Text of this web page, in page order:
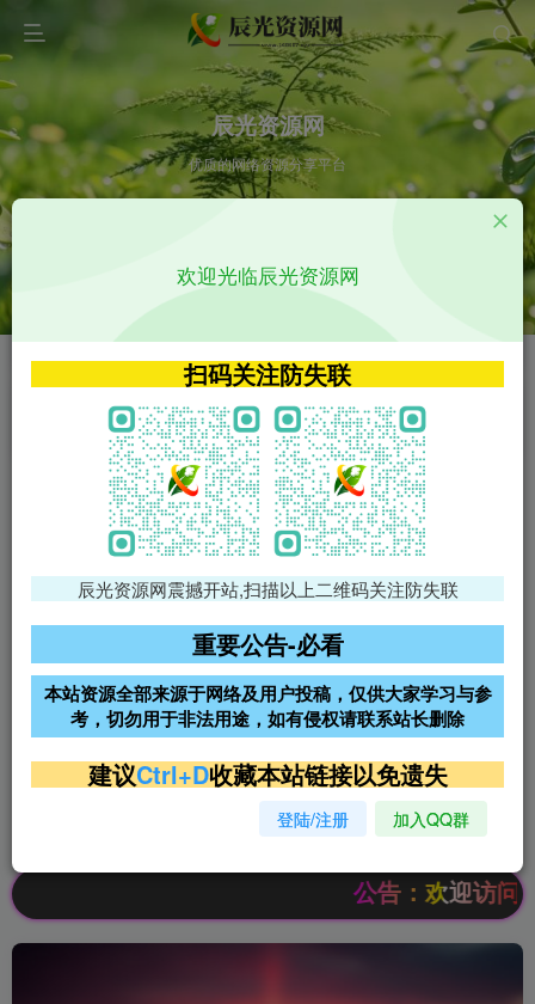
辰光资源网
优质的网络资源分享平台
VIP特权介绍 APP源码
VIP特权介绍
火
VIP特权介绍
影视源码
影视源码
免费领支付宝红包
腾讯轻量4核4G3M服务器38元/
阿里云2核2G200M服务器68元/
年
雨云高防免备案服务器
超低价文字广告位招租 超低价文字广告位招租
超低价文字广告位招租
公告：欢迎访问辰
欢迎光临辰光资源网
扫码关注防失联
辰光资源网震撼开站,扫描以上二维码关注防失联
重要公告-必看
本站资源全部来源于网络及用户投稿，仅供大家学习与参
考，切勿用于非法用途，如有侵权请联系站长删除
建议Ctrl+D收藏本站链接以免遗失
登陆/注册 加入QQ群